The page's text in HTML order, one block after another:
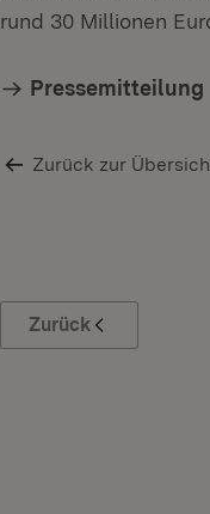
rund 30 Millionen
Pressemitteilung
Zurück zur
Zurück